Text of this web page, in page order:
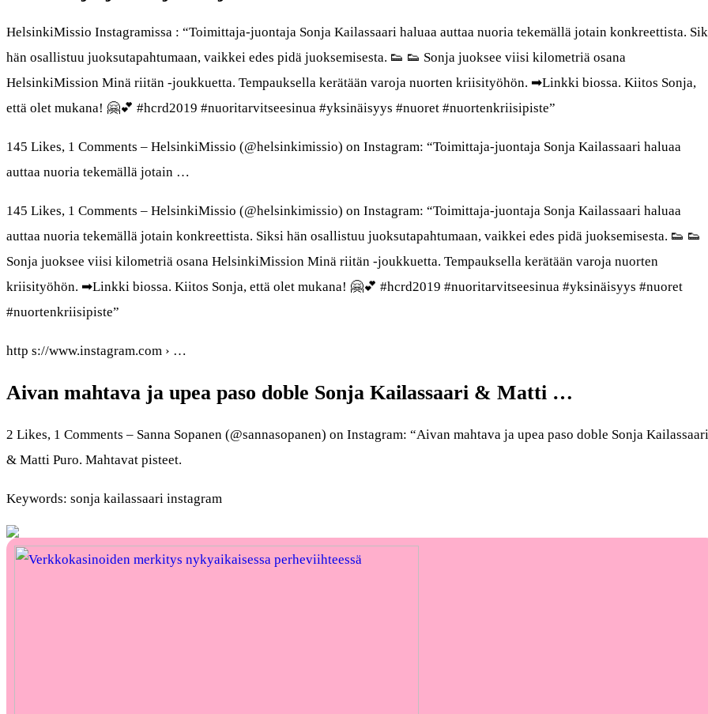
HelsinkiMissio Instagramissa : “Toimittaja-juontaja Sonja Kailassaari haluaa auttaa nuoria tekemällä jotain konkreettista.
hän osallistuu juoksutapahtumaan, vaikkei edes pidä juoksemisesta. 👟 👟 Sonja juoksee viisi kilometriä osana
HelsinkiMission Minä riitän -joukkuetta. Tempauksella kerätään varoja nuorten kriisityöhön. ➡Linkki biossa. Kiitos Sonja,
että olet mukana! 🤗💕 #hcrd2019 #nuoritarvitseesinua #yksinäisyys #nuoret #nuortenkriisipiste”
145 Likes, 1 Comments – HelsinkiMissio (@helsinkimissio) on Instagram: “Toimittaja-juontaja Sonja Kailassaari haluaa
auttaa nuoria tekemällä jotain …
145 Likes, 1 Comments – HelsinkiMissio (@helsinkimissio) on Instagram: “Toimittaja-juontaja Sonja Kailassaari haluaa
auttaa nuoria tekemällä jotain konkreettista. Siksi hän osallistuu juoksutapahtumaan, vaikkei edes pidä juoksemisesta. 👟 👟
Sonja juoksee viisi kilometriä osana HelsinkiMission Minä riitän -joukkuetta. Tempauksella kerätään varoja nuorten
kriisityöhön. ➡Linkki biossa. Kiitos Sonja, että olet mukana! 🤗💕 #hcrd2019 #nuoritarvitseesinua #yksinäisyys #nuoret
#nuortenkriisipiste”
http s://www.instagram.com › …
Aivan mahtava ja upea paso doble Sonja Kailassaari & Matti …
2 Likes, 1 Comments – Sanna Sopanen (@sannasopanen) on Instagram: “Aivan mahtava ja upea paso doble Sonja Kailassaari
& Matti Puro. Mahtavat pisteet.
Keywords: sonja kailassaari instagram